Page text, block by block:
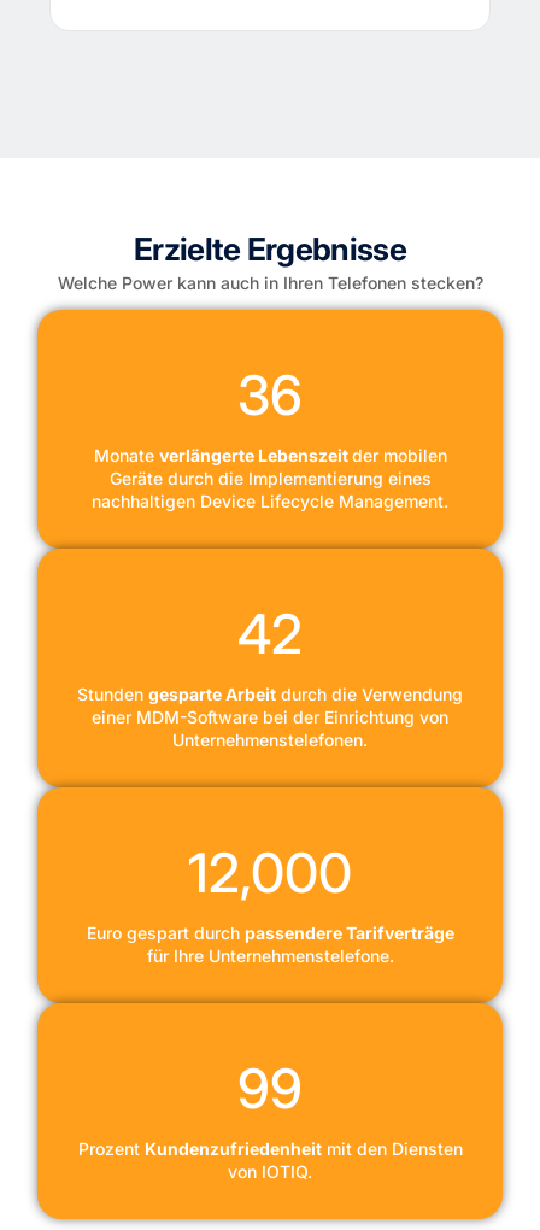
Erzielte Ergebnisse
Welche Power kann auch in Ihren Telefonen stecken?
36
Monate verlängerte Lebenszeitder mobilen
Geräte durch die Implementierung eines
nachhaltigen Device Lifecycle Management.
42
Stunden gesparte Arbeit durch die Verwendung
einer MDM-Software bei der Einrichtung von
Unternehmenstelefonen.
12,000
Euro gespart durch passendere Tarifverträge
für Ihre Unternehmenstelefone.
99
Prozent Kundenzufriedenheitmit den Diensten
von IOTIQ.